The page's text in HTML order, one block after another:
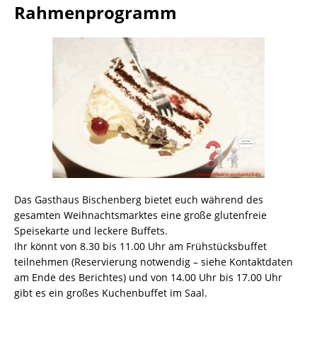
Rahmenprogramm
Das Gasthaus Bischenberg bietet euch während des
gesamten Weihnachtsmarktes eine große glutenfreie
Speisekarte und leckere Buffets.
Ihr könnt von 8.30 bis 11.00 Uhr am Frühstücksbuffet
teilnehmen (Reservierung notwendig – siehe Kontaktdaten
am Ende des Berichtes) und von 14.00 Uhr bis 17.00 Uhr
gibt es ein großes Kuchenbuffet im Saal.